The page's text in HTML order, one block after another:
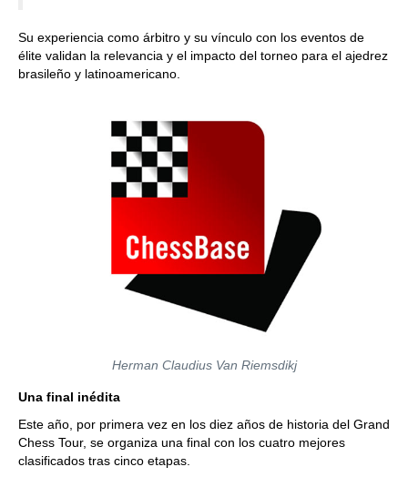
Su experiencia como árbitro y su vínculo con los eventos de
élite validan la relevancia y el impacto del torneo para el ajedrez
brasileño y latinoamericano.
Herman Claudius Van Riemsdikj
Una final inédita
Este año, por primera vez en los diez años de historia del Grand
Chess Tour, se organiza una final con los cuatro mejores
clasificados tras cinco etapas.